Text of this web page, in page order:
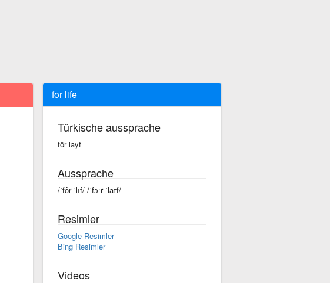
for life
Türkische aussprache
fôr layf
Aussprache
/ˈfôr ˈlīf/ /ˈfɔːr ˈlaɪf/
Resimler
Google Resimler
Bing Resimler
Videos